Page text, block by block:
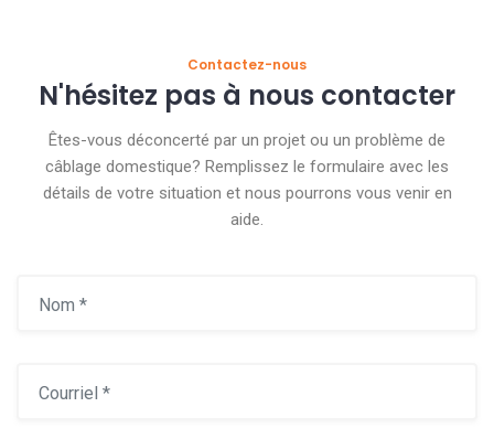
Contactez-nous
N'hésitez pas à nous contacter
Êtes-vous déconcerté par un projet ou un problème de
câblage domestique? Remplissez le formulaire avec les
détails de votre situation et nous pourrons vous venir en
aide.